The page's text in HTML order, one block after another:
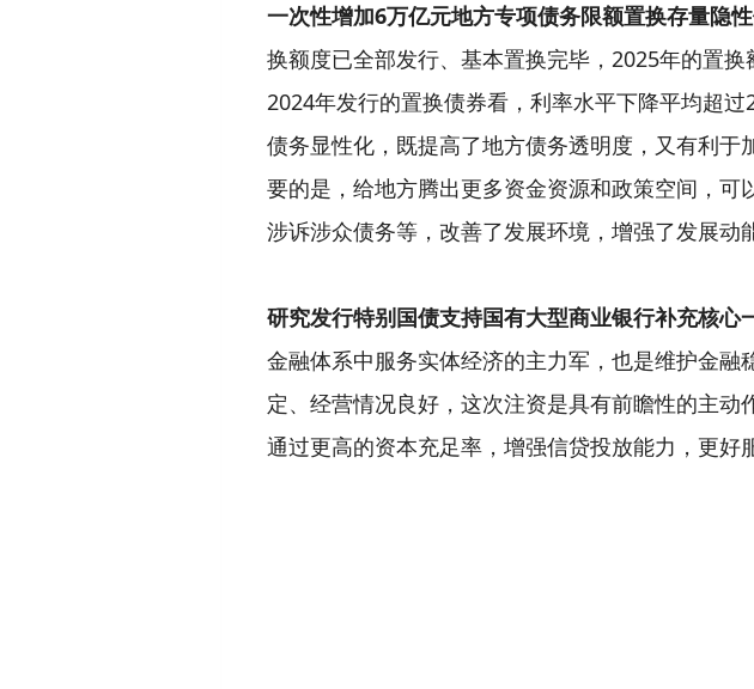
一次性增加6万亿元地方专项债务限额置换存量隐
换额度已全部发行、基本置换完毕，2025年的置
2024年发行的置换债券看，利率水平下降平均超
债务显性化，既提高了地方债务透明度，又有利
要的是，给地方腾出更多资金资源和政策空间，可
涉诉涉众债务等，改善了发展环境，增强了发展动能
研究发行特别国债支持国有大型商业银行补充核心
金融体系中服务实体经济的主力军，也是维护金
定、经营情况良好，这次注资是具有前瞻性的主
通过更高的资本充足率，增强信贷投放能力，更好